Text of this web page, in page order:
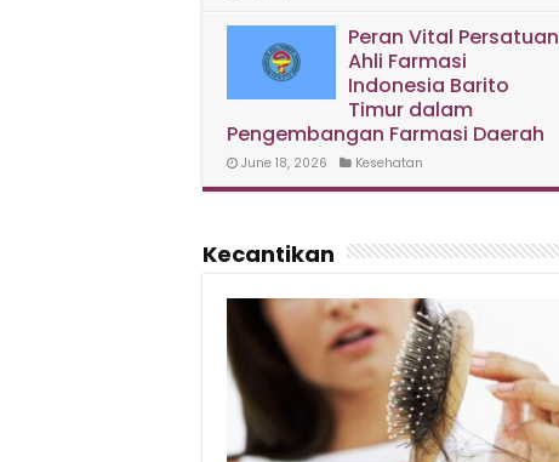
Peran Vital Persatuan
Ahli Farmasi
Indonesia Barito
Timur dalam
Pengembangan Farmasi Daerah
June 18, 2026 Kesehatan
Kecantikan